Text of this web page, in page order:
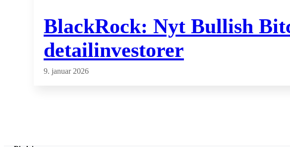
BlackRock: Nyt Bullish
detailinvestorer
9. januar 2026